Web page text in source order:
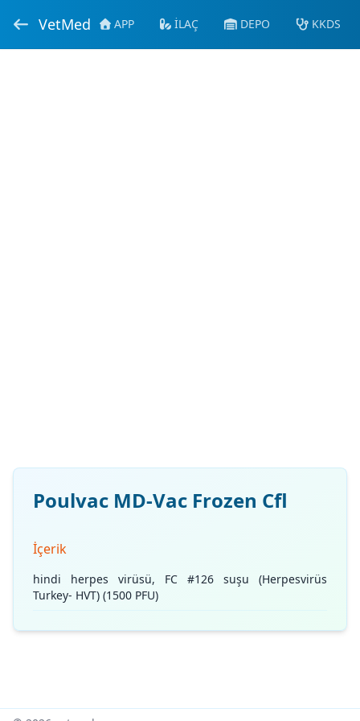
VetMed APP İLAÇ DEPO KKDS
Poulvac MD-Vac Frozen Cfl
İçerik
hindi herpes virüsü, FC #126 suşu (Herpesvirüs
Turkey- HVT) (1500 PFU)